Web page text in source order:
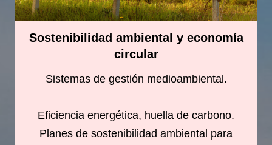
Sostenibilidad ambiental y economía
circular
Sistemas de gestión medioambiental.
Eficiencia energética, huella de carbono.
Planes de sostenibilidad ambiental para